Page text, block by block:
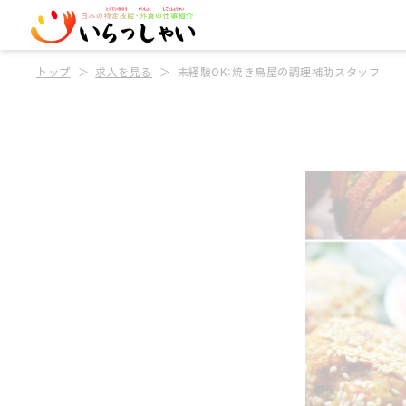
トップ 求人を見る 未経験OK：焼き鳥屋の調理補助スタッフ